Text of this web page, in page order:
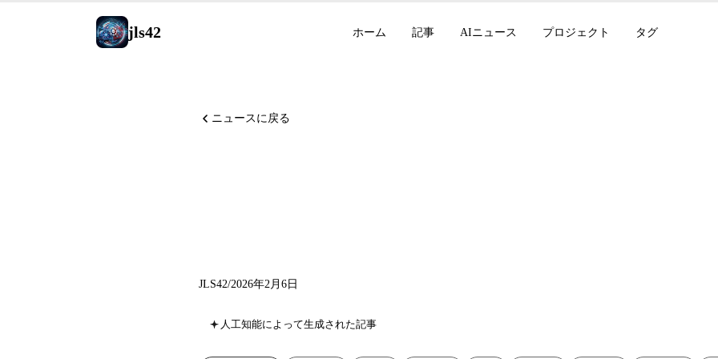
jls42 ホーム 記事 AIニュース プロジェクト タグ
ニュースに戻る
JLS42/2026年2月6日
人工知能によって生成された記事